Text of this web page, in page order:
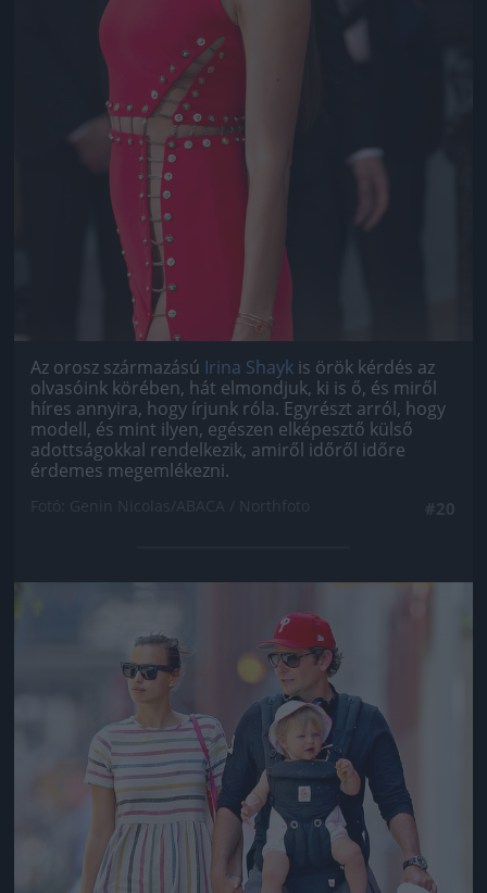
Az orosz származású Irina Shayk is örök kérdés az
olvasóink körében, hát elmondjuk, ki is ő, és miről
híres annyira, hogy írjunk róla. Egyrészt arról, hogy
modell, és mint ilyen, egészen elképesztő külső
adottságokkal rendelkezik, amiről időről időre
érdemes megemlékezni.
Jön még kép!